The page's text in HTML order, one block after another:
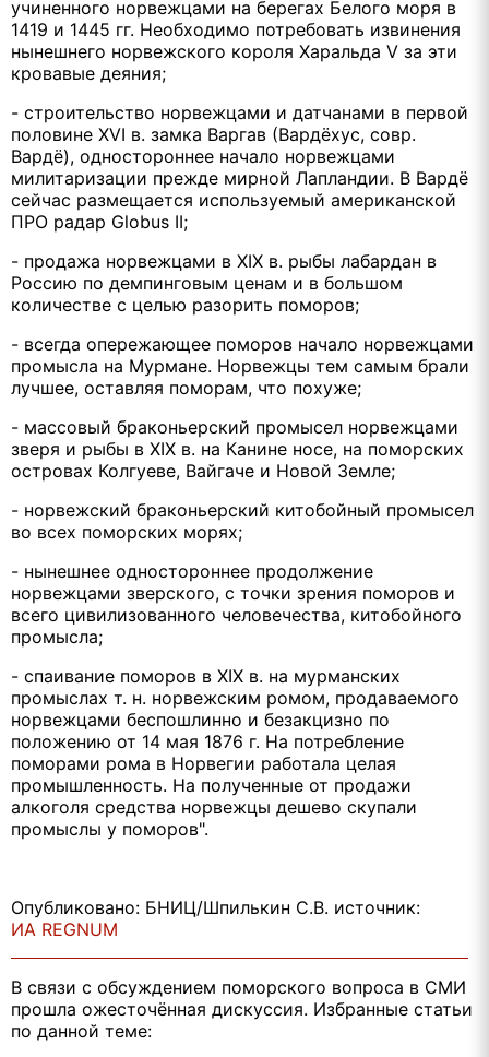
учиненного норвежцами на берегах Белого моря в
1419 и 1445 гг. Необходимо потребовать извинения
нынешнего норвежского короля Харальда V за эти
кровавые деяния;
- строительство норвежцами и датчанами в первой
половине ХVI в. замка Варгав (Вардёхус, совр.
Вардё), одностороннее начало норвежцами
милитаризации прежде мирной Лапландии. В Вардё
сейчас размещается используемый американской
ПРО радар Globus II;
- продажа норвежцами в XIX в. рыбы лабардан в
Россию по демпинговым ценам и в большом
количестве с целью разорить поморов;
- всегда опережающее поморов начало норвежцами
промысла на Мурмане. Норвежцы тем самым брали
лучшее, оставляя поморам, что похуже;
- массовый браконьерский промысел норвежцами
зверя и рыбы в XIX в. на Канине носе, на поморских
островах Колгуеве, Вайгаче и Новой Земле;
- норвежский браконьерский китобойный промысел
во всех поморских морях;
- нынешнее одностороннее продолжение
норвежцами зверского, с точки зрения поморов и
всего цивилизованного человечества, китобойного
промысла;
- спаивание поморов в ХIX в. на мурманских
промыслах т. н. норвежским ромом, продаваемого
норвежцами беспошлинно и безакцизно по
положению от 14 мая 1876 г. На потребление
поморами рома в Норвегии работала целая
промышленность. На полученные от продажи
алкоголя средства норвежцы дешево скупали
промыслы у поморов".
Опубликовано: БНИЦ/Шпилькин С.В. источник:
ИА REGNUM
В связи с обсуждением поморского вопроса в СМИ
прошла ожесточённая дискуссия. Избранные статьи
по данной теме: